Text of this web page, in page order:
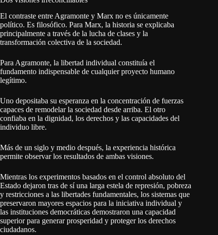
El contraste entre Agramonte y Marx no es únicamente
político. Es filosófico. Para Marx, la historia se explicaba
principalmente a través de la lucha de clases y la
transformación colectiva de la sociedad.
Para Agramonte, la libertad individual constituía el
fundamento indispensable de cualquier proyecto humano
legítimo.
Uno depositaba su esperanza en la concentración de fuerzas
capaces de remodelar la sociedad desde arriba. El otro
confiaba en la dignidad, los derechos y las capacidades del
individuo libre.
Más de un siglo y medio después, la experiencia histórica
permite observar los resultados de ambas visiones.
Mientras los experimentos basados en el control absoluto del
Estado dejaron tras de sí una larga estela de represión, pobreza
y restricciones a las libertades fundamentales, los sistemas que
preservaron mayores espacios para la iniciativa individual y
las instituciones democráticas demostraron una capacidad
superior para generar prosperidad y proteger los derechos
ciudadanos.